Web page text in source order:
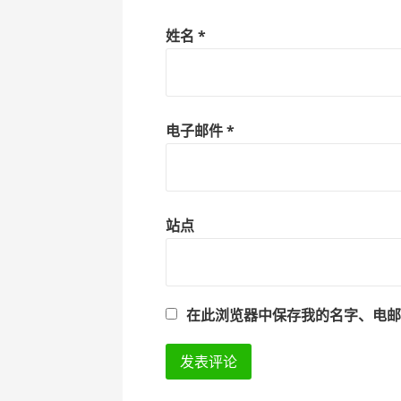
姓名*
电子邮件*
站点
在此浏览器中保存我的名字、电邮